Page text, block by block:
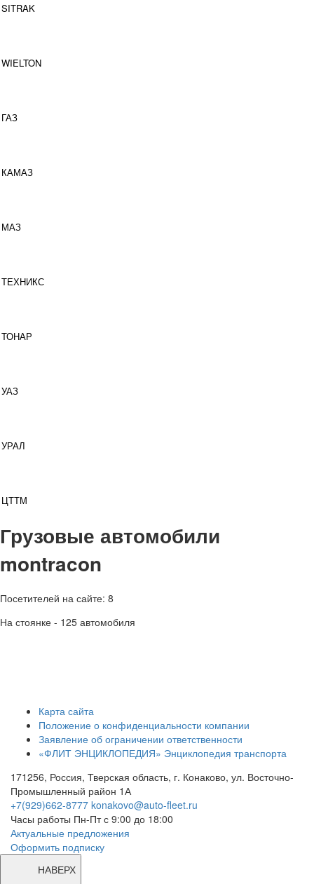
SITRAK
WIELTON
ГАЗ
КАМАЗ
МАЗ
ТЕХНИКС
ТОНАР
УАЗ
УРАЛ
ЦТТМ
Грузовые автомобили
montracon
Посетителей на сайте: 8
На стоянке - 125 автомобиля
Карта сайта
Положение о конфиденциальности компании
Заявление об ограничении ответственности
«ФЛИТ ЭНЦИКЛОПЕДИЯ» Энциклопедия транспорта
171256, Россия, Тверская область, г. Конаково, ул. Восточно-
Промышленный район 1А
+7(929)662-8777 konakovo@auto-fleet.ru
Часы работы Пн-Пт с 9:00 до 18:00
Актуальные предложения
Оформить подписку
НАВЕРХ